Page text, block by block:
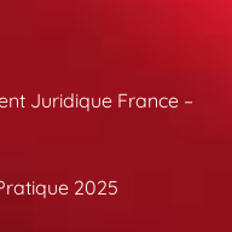
Juridique France –
2025